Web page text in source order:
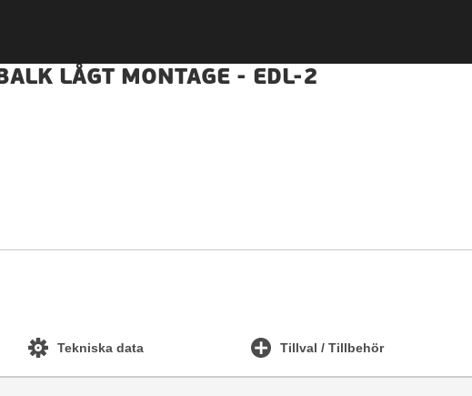
LÅGT MONTAGE - EDL-2
Tekniska data Tillval / Tillbehör